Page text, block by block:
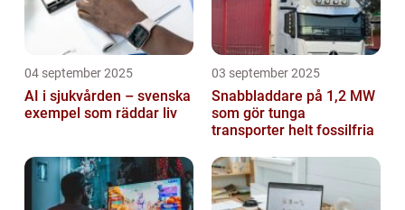
04 september 2025
AI i sjukvården – svenska
exempel som räddar liv
03 september 2025
Snabbladdare på 1,2 MW
som gör tunga
transporter helt fossilfria